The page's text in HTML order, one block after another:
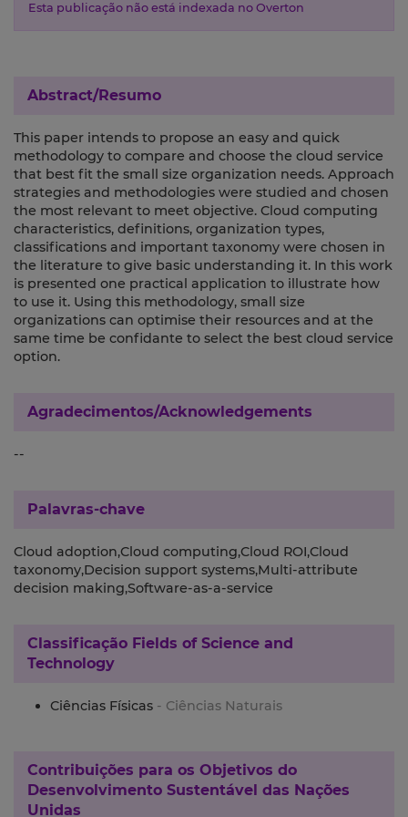
Esta publicação não está indexada no Overton
Abstract/Resumo
This paper intends to propose an easy and quick
methodology to compare and choose the cloud service
that best fit the small size organization needs. Approach
strategies and methodologies were studied and chosen
the most relevant to meet objective. Cloud computing
characteristics, definitions, organization types,
classifications and important taxonomy were chosen in
the literature to give basic understanding it. In this work
is presented one practical application to illustrate how
to use it. Using this methodology, small size
organizations can optimise their resources and at the
same time be confidante to select the best cloud service
option.
Agradecimentos/Acknowledgements
--
Palavras-chave
Cloud adoption,Cloud computing,Cloud ROI,Cloud
taxonomy,Decision support systems,Multi-attribute
decision making,Software-as-a-service
Classificação Fields of Science and
Technology
Ciências Físicas - Ciências Naturais
Contribuições para os Objetivos do
Desenvolvimento Sustentável das Nações
Unidas